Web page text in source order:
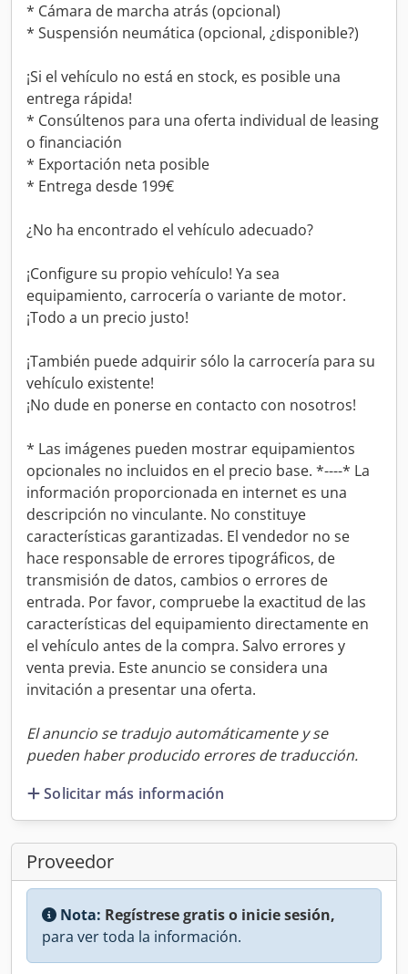
* Cámara de marcha atrás (opcional)
* Suspensión neumática (opcional, ¿disponible?)
¡Si el vehículo no está en stock, es posible una
entrega rápida!
* Consúltenos para una oferta individual de leasing
o financiación
* Exportación neta posible
* Entrega desde 199€
¿No ha encontrado el vehículo adecuado?
¡Configure su propio vehículo! Ya sea
equipamiento, carrocería o variante de motor.
¡Todo a un precio justo!
¡También puede adquirir sólo la carrocería para su
vehículo existente!
¡No dude en ponerse en contacto con nosotros!
* Las imágenes pueden mostrar equipamientos
opcionales no incluidos en el precio base. *----* La
información proporcionada en internet es una
descripción no vinculante. No constituye
características garantizadas. El vendedor no se
hace responsable de errores tipográficos, de
transmisión de datos, cambios o errores de
entrada. Por favor, compruebe la exactitud de las
características del equipamiento directamente en
el vehículo antes de la compra. Salvo errores y
venta previa. Este anuncio se considera una
invitación a presentar una oferta.
El anuncio se tradujo automáticamente y se
pueden haber producido errores de traducción.
Solicitar más información
Proveedor
Nota: Regístrese gratis o inicie sesión,
para ver toda la información.